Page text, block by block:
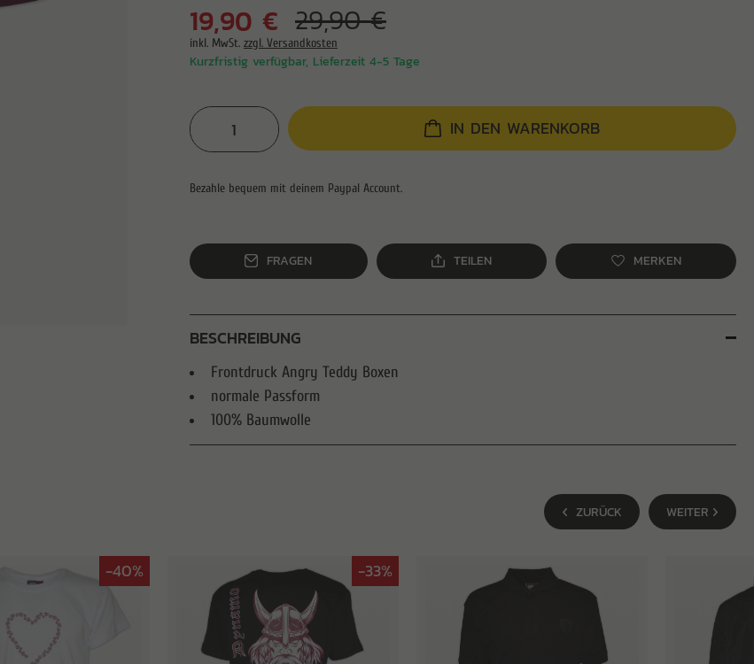
19,90 € 29,90 €
inkl. MwSt. zzgl. Versandkosten
Kurzfristig verfügbar, Lieferzeit 4-5 Tage
IN DEN WARENKORB
FRAGEN TEILEN MERKEN
BESCHREIBUNG
Frontdruck Angry Teddy Boxen
normale Passform
100% Baumwolle
ZURÜCK WEITER
-40% -33%